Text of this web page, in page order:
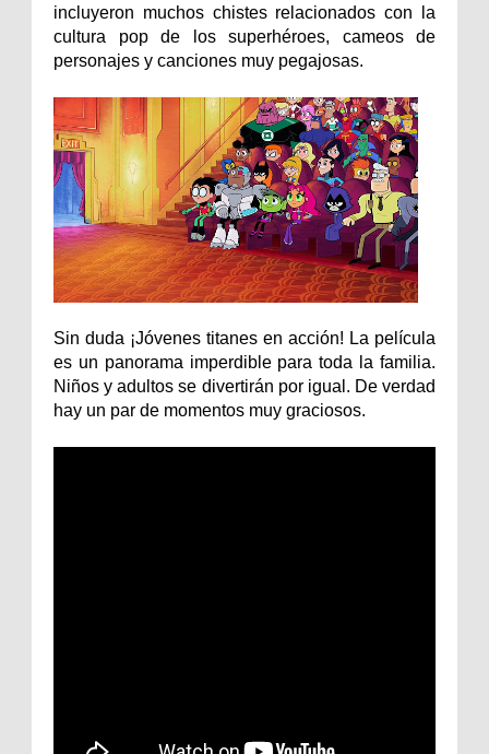
incluyeron muchos chistes relacionados con la
cultura pop de los superhéroes, cameos de
personajes y canciones muy pegajosas.
Sin duda ¡Jóvenes titanes en acción! La película
es un panorama imperdible para toda la familia.
Niños y adultos se divertirán por igual. De verdad
hay un par de momentos muy graciosos.